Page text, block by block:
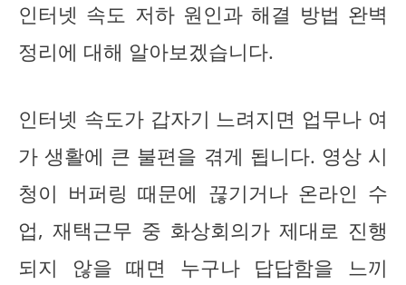
인터넷 속도 저하 원인과 해결 방법 완벽
정리에 대해 알아보겠습니다.
인터넷 속도가 갑자기 느려지면 업무나 여
가 생활에 큰 불편을 겪게 됩니다. 영상 시
청이 버퍼링 때문에 끊기거나 온라인 수
업, 재택근무 중 화상회의가 제대로 진행
되지 않을 때면 누구나 답답함을 느끼